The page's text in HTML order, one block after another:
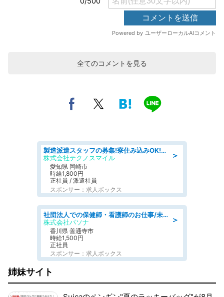
全てのコメントを見る
＞
製造派遣スタッフの募集!寮住み込みOK!カーエアコンの検査業務 denso aichi
株式会社テクノスマイル
愛知県 岡崎市
時給1,800円
正社員 / 派遣社員
スポンサー：求人ボックス
＞
社団法人での保健師・看護師のお仕事/未経験OK/要資格:普通免許、保健師、正看護師
株式会社パソナ
香川県 善通寺市
時給1,500円
正社員
スポンサー：求人ボックス
姉妹サイト